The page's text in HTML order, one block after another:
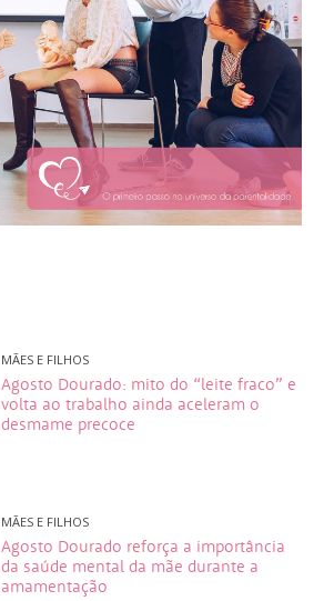
MÃES E FILHOS
Agosto Dourado: mito do “leite fraco” e
volta ao trabalho ainda aceleram o
desmame precoce
MÃES E FILHOS
Agosto Dourado reforça a importância
da saúde mental da mãe durante a
amamentação